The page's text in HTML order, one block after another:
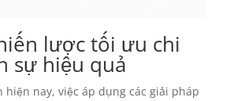
lược tối ưu chi
sự hiệu quả
hiện nay, việc áp dụng các giải pháp